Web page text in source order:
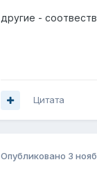
другие -
Цитата
Опубликовано 3